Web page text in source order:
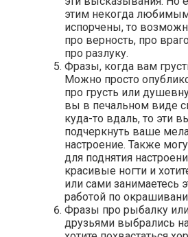
этим некогда
испорчены, то
про верность, про
про разлуку.
Фразы, когда вам
Можно просто
про грусть или
вы в печальном виде
куда-то вдаль, то эти
подчеркнуть ваше
настроение. Также
для поднятия
красивые ногти и
или сами занимаетесь
работой по
Фразы про рыбалку
друзьями выбрались